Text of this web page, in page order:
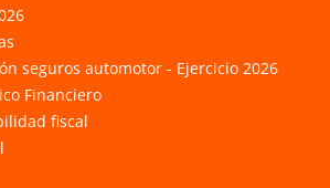
seguros automotor - Ejercicio 2026
Financiero
fiscal